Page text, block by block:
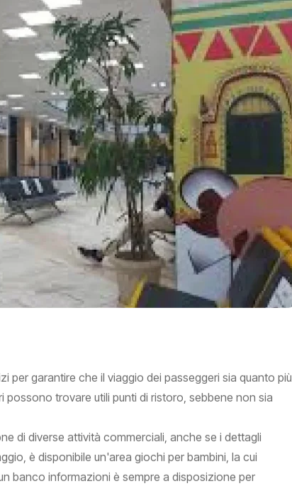
per garantire che il viaggio dei passeggeri sia quanto più
trovare utili punti di ristoro, sebbene non sia
di diverse attività commerciali, anche se i dettagli
è disponibile un'area giochi per bambini, la cui
banco informazioni è sempre a disposizione per